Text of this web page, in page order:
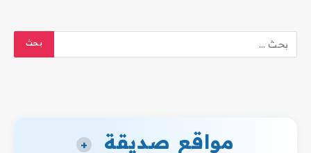
مواقع صديقة +